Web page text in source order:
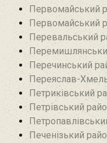
Первомайський
Первомайський
Перевальський
Перечинський
Переяслав-
Петриківський
Петрівський
Печенізький